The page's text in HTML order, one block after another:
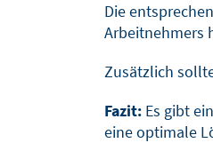
Die
Arbeitnehmers
Zusätzlich
Fazit: Es gibt
eine optimale